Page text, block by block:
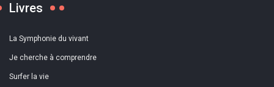
Livres
La Symphonie du vivant
Je cherche à comprendre
Surfer la vie